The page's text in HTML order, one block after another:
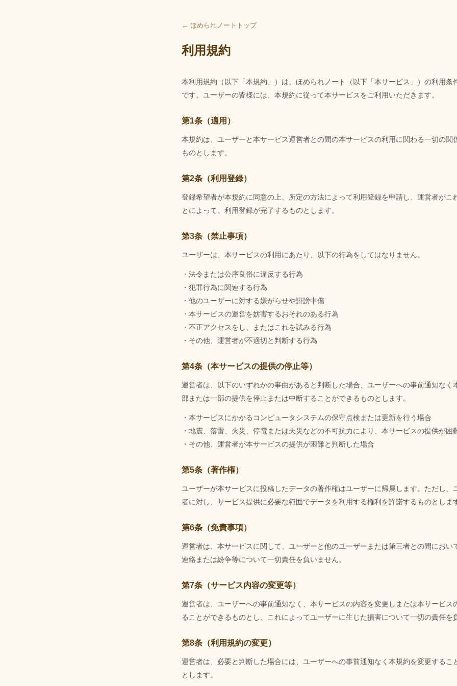
← ほめられノートトップ
利用規約
本利用規約（以下「本規約」）は、ほめられノート（以下「本サービス」）の利用条
です。ユーザーの皆様には、本規約に従って本サービスをご利用いただきます。
第1条（適用）
本規約は、ユーザーと本サービス運営者との間の本サービスの利用に関わる一切の関
ものとします。
第2条（利用登録）
登録希望者が本規約に同意の上、所定の方法によって利用登録を申請し、運営者がこ
とによって、利用登録が完了するものとします。
第3条（禁止事項）
ユーザーは、本サービスの利用にあたり、以下の行為をしてはなりません。
・法令または公序良俗に違反する行為
・犯罪行為に関連する行為
・他のユーザーに対する嫌がらせや誹謗中傷
・本サービスの運営を妨害するおそれのある行為
・不正アクセスをし、またはこれを試みる行為
・その他、運営者が不適切と判断する行為
第4条（本サービスの提供の停止等）
運営者は、以下のいずれかの事由があると判断した場合、ユーザーへの事前通知なく
部または一部の提供を停止または中断することができるものとします。
・本サービスにかかるコンピュータシステムの保守点検または更新を行う場合
・地震、落雷、火災、停電または天災などの不可抗力により、本サービスの提供が困
・その他、運営者が本サービスの提供が困難と判断した場合
第5条（著作権）
ユーザーが本サービスに投稿したデータの著作権はユーザーに帰属します。ただし、
者に対し、サービス提供に必要な範囲でデータを利用する権利を許諾するものとしま
第6条（免責事項）
運営者は、本サービスに関して、ユーザーと他のユーザーまたは第三者との間におい
連絡または紛争等について一切責任を負いません。
第7条（サービス内容の変更等）
運営者は、ユーザーへの事前通知なく、本サービスの内容を変更しまたは本サービス
ることができるものとし、これによってユーザーに生じた損害について一切の責任を
第8条（利用規約の変更）
運営者は、必要と判断した場合には、ユーザーへの事前通知なく本規約を変更するこ
とします。